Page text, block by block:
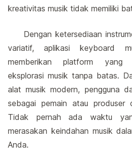
kreativitas musik tidak memiliki
Dengan ketersediaan
variatif, aplikasi keyboard
memberikan platform yang
eksplorasi musik tanpa batas.
alat musik modern, pengguna
sebagai pemain atau produser
Tidak pernah ada waktu
merasakan keindahan musik
Anda.